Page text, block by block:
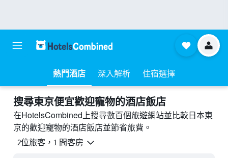
熱門酒店 深入解析 住宿選擇
搜尋東京​便宜歡迎寵物的酒店飯店
在HotelsCombined上搜尋數百個旅遊網站並比較日本東
京的歡迎寵物的酒店飯店並節省旅費。
2位旅客，1 間客房